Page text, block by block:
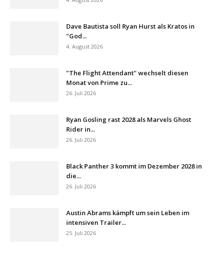
Dave Bautista soll Ryan Hurst als Kratos in
"God...
4. August 2026
"The Flight Attendant" wechselt diesen
Monat von Prime zu...
26. Juli 2026
Ryan Gosling rast 2028 als Marvels Ghost
Rider in...
26. Juli 2026
Black Panther 3 kommt im Dezember 2028 in
die...
26. Juli 2026
Austin Abrams kämpft um sein Leben im
intensiven Trailer...
25. Juli 2026